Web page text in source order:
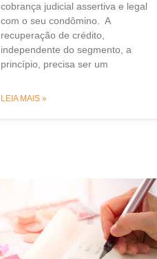
cobrança judicial assertiva e legal
com o seu condômino. A
recuperação de crédito,
independente do segmento, a
princípio, precisa ser um
LEIA MAIS »